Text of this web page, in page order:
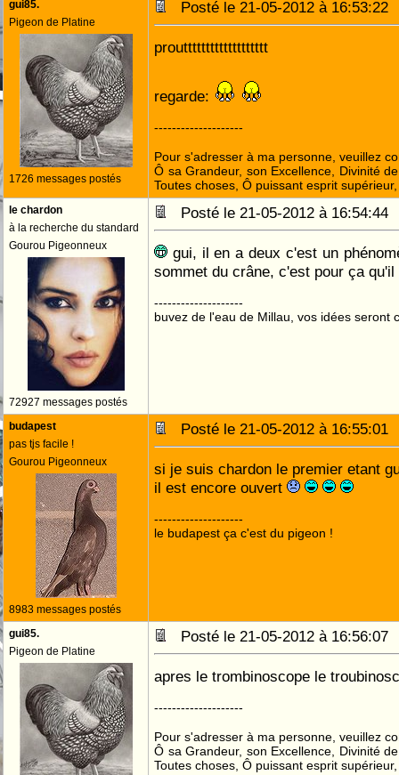
gui85.
Pigeon de Platine
1726 messages postés
Posté le 21-05-2012 à
prouttttttttttttttttttt
regarde:
--------------------
Pour s'adresser à ma personne, veuillez
Ô sa Grandeur, son Excellence, Divinité
Toutes choses, Ô puissant esprit
le chardon
à la recherche du standard
Gourou Pigeonneux
72927 messages postés
Posté le 21-05-2012 à
gui, il en a deux c'est un
sommet du crâne, c'est pour ça
--------------------
buvez de l'eau de Millau, vos idées seront
budapest
pas tjs facile !
Gourou Pigeonneux
8983 messages postés
Posté le 21-05-2012 à
si je suis chardon le premier etant
il est encore ouvert
--------------------
le budapest ça c'est du pigeon !
gui85.
Pigeon de Platine
Posté le 21-05-2012 à
apres le trombinoscope le
--------------------
Pour s'adresser à ma personne, veuillez
Ô sa Grandeur, son Excellence, Divinité
Toutes choses, Ô puissant esprit